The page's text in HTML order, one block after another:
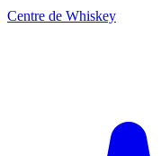
Centre de Whiskey